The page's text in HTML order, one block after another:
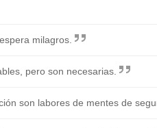
milagros.
pero son necesarias.
son labores de mentes de